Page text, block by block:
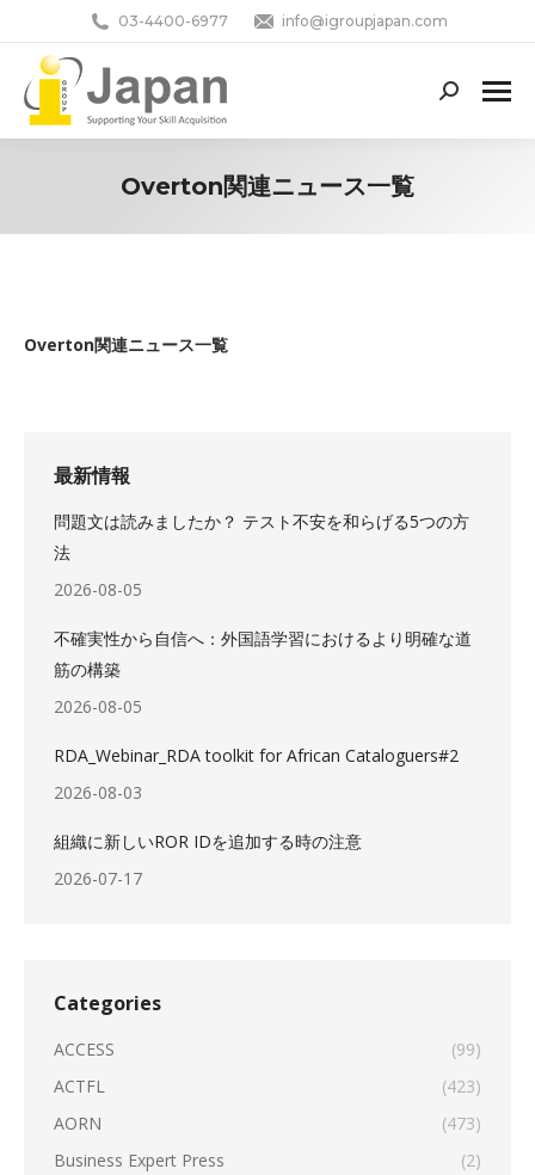
03-4400-6977 info@igroupjapan.com
Search:
Overton関連ニュース一覧
Overton関連ニュース一覧
最新情報
問題文は読みましたか？ テスト不安を和らげる5つの方
法
2026-08-05
不確実性から自信へ：外国語学習におけるより明確な道
筋の構築
2026-08-05
RDA_Webinar_RDA toolkit for African Cataloguers#2
2026-08-03
組織に新しいROR IDを追加する時の注意
2026-07-17
Categories
ACCESS
(99)
ACTFL
(423)
AORN
(473)
Business Expert Press
(2)